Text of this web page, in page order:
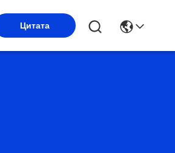
Цитата